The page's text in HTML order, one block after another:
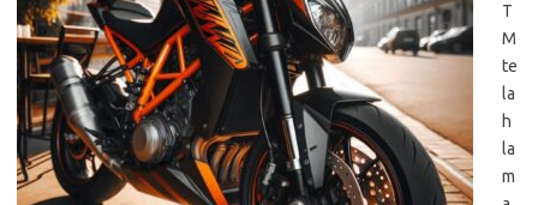
T
M
te
la
h
la
m